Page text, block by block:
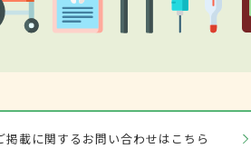
掲載に関するお問い合わせはこちら